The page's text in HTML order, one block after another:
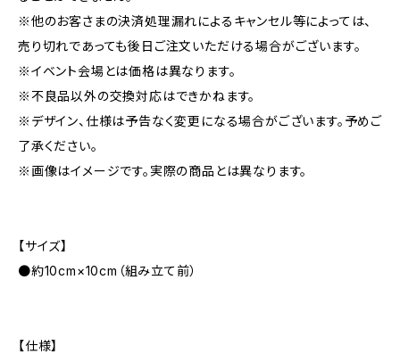
※他のお客さまの決済処理漏れによるキャンセル等によっては、
売り切れであっても後日ご注文いただける場合がございます。
※イベント会場とは価格は異なります。
※不良品以外の交換対応はできかねます。
※デザイン、仕様は予告なく変更になる場合がございます。予めご
了承ください。
※画像はイメージです。実際の商品とは異なります。
【サイズ】
●約10cm×10cm（組み立て前）
【仕様】